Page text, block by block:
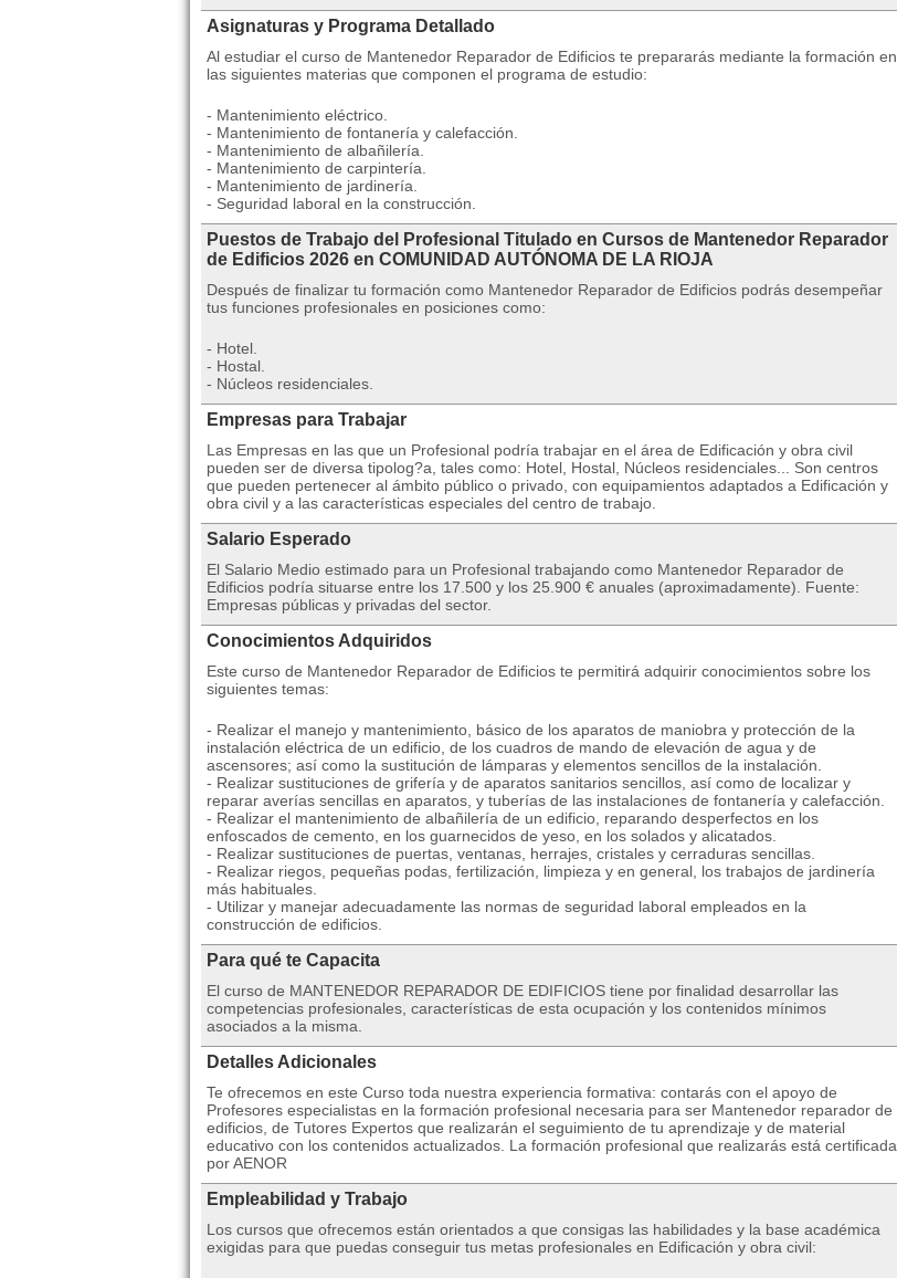
Asignaturas y Programa Detallado
Al estudiar el curso de Mantenedor Reparador de Edificios te prepararás mediante la formación en
las siguientes materias que componen el programa de estudio:
- Mantenimiento eléctrico.
- Mantenimiento de fontanería y calefacción.
- Mantenimiento de albañilería.
- Mantenimiento de carpintería.
- Mantenimiento de jardinería.
- Seguridad laboral en la construcción.
Puestos de Trabajo del Profesional Titulado en Cursos de Mantenedor Reparador
de Edificios 2026 en COMUNIDAD AUTÓNOMA DE LA RIOJA
Después de finalizar tu formación como Mantenedor Reparador de Edificios podrás desempeñar
tus funciones profesionales en posiciones como:
- Hotel.
- Hostal.
- Núcleos residenciales.
Empresas para Trabajar
Las Empresas en las que un Profesional podría trabajar en el área de Edificación y obra civil
pueden ser de diversa tipolog?a, tales como: Hotel, Hostal, Núcleos residenciales... Son centros
que pueden pertenecer al ámbito público o privado, con equipamientos adaptados a Edificación y
obra civil y a las características especiales del centro de trabajo.
Salario Esperado
El Salario Medio estimado para un Profesional trabajando como Mantenedor Reparador de
Edificios podría situarse entre los 17.500 y los 25.900 € anuales (aproximadamente). Fuente:
Empresas públicas y privadas del sector.
Conocimientos Adquiridos
Este curso de Mantenedor Reparador de Edificios te permitirá adquirir conocimientos sobre los
siguientes temas:
- Realizar el manejo y mantenimiento, básico de los aparatos de maniobra y protección de la
instalación eléctrica de un edificio, de los cuadros de mando de elevación de agua y de
ascensores; así como la sustitución de lámparas y elementos sencillos de la instalación.
- Realizar sustituciones de grifería y de aparatos sanitarios sencillos, así como de localizar y
reparar averías sencillas en aparatos, y tuberías de las instalaciones de fontanería y calefacción.
- Realizar el mantenimiento de albañilería de un edificio, reparando desperfectos en los
enfoscados de cemento, en los guarnecidos de yeso, en los solados y alicatados.
- Realizar sustituciones de puertas, ventanas, herrajes, cristales y cerraduras sencillas.
- Realizar riegos, pequeñas podas, fertilización, limpieza y en general, los trabajos de jardinería
más habituales.
- Utilizar y manejar adecuadamente las normas de seguridad laboral empleados en la
construcción de edificios.
Para qué te Capacita
El curso de MANTENEDOR REPARADOR DE EDIFICIOS tiene por finalidad desarrollar las
competencias profesionales, caracterí­sticas de esta ocupación y los contenidos mí­nimos
asociados a la misma.
Detalles Adicionales
Te ofrecemos en este Curso toda nuestra experiencia formativa: contarás con el apoyo de
Profesores especialistas en la formación profesional necesaria para ser Mantenedor reparador de
edificios, de Tutores Expertos que realizarán el seguimiento de tu aprendizaje y de material
educativo con los contenidos actualizados. La formación profesional que realizarás está certificada
por AENOR
Empleabilidad y Trabajo
Los cursos que ofrecemos están orientados a que consigas las habilidades y la base académica
exigidas para que puedas conseguir tus metas profesionales en Edificación y obra civil: